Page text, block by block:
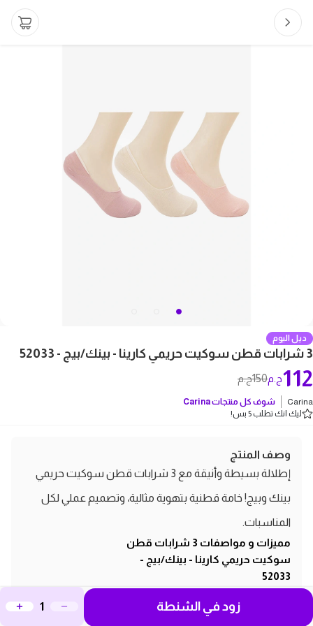
ديل اليوم
3 شرابات قطن سوكيت حريمي كارينا - بينك/بيج - 52033
150ج.م 112ج.م
Carina شوف كل منتجاتCarina
ليك انك تطلب 5 بس!
وصف المنتج
إطلالة بسيطة وأنيقة مع 3 شرابات قطن سوكيت حريمي
بينك وبيج! خامة قطنية بتهوية مثالية، وتصميم عملي لكل
المناسبات.
مميزات و مواصفات 3 شرابات قطن
سوكيت حريمي كارينا - بينك/بيج -
52033
زود في الشنطة